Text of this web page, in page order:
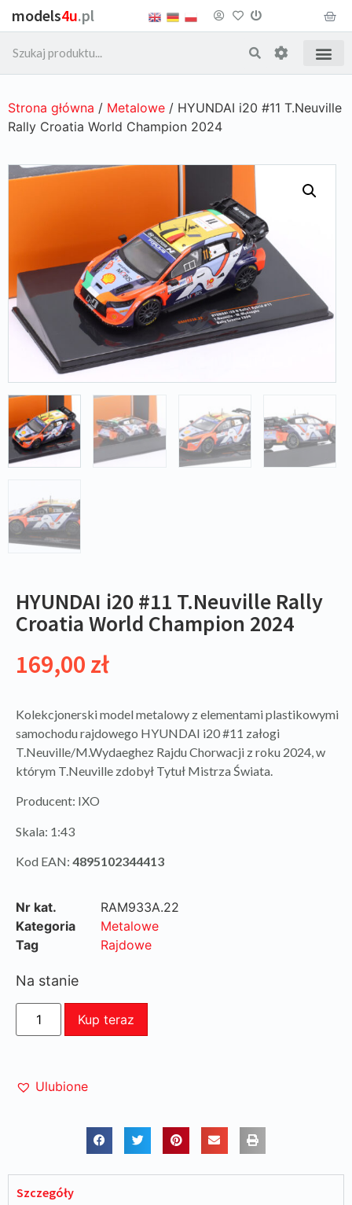
models4u.pl
Strona główna / Metalowe / HYUNDAI i20 #11 T.Neuville
Rally Croatia World Champion 2024
HYUNDAI i20 #11 T.Neuville Rally
Croatia World Champion 2024
169,00 zł
Kolekcjonerski model metalowy z elementami plastikowymi
samochodu rajdowego HYUNDAI i20 #11 załogi
T.Neuville/M.Wydaeghez Rajdu Chorwacji z roku 2024, w
którym T.Neuville zdobył Tytuł Mistrza Świata.
Producent: IXO
Skala: 1:43
Kod EAN: 4895102344413
Nr kat.
RAM933A.22
Kategoria
Metalowe
Tag
Rajdowe
Na stanie
Kup teraz
Ulubione
Szczegóły